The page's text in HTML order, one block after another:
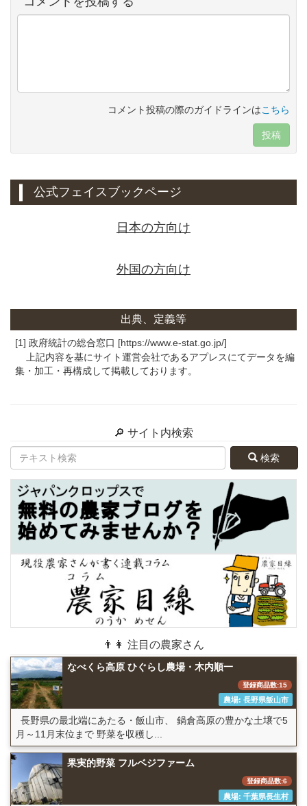
コメント投稿の際のガイドラインはこちら
投稿
公式フェイスブックページ
日本の方向け
外国の方向け
出典、定義等
[1] 政府統計の総合窓口 [https://www.e-stat.go.jp/]
上記内容を基にサイト運営会社であるアプレスにてデータを編
集・加工・再構成して掲載しております。
🔎 サイト内検索
検索
👨👩 注目の農家さん
なべくら高原 ひぐらし農場・木内順一
登録商品数:15
農場: 長野県飯山市
長野県の最北端にあたる・飯山市、 鍋倉高原の豊かな土壌で5
月～11月末位まで 野菜を収穫し...
果実的野菜 フルベジファーム
登録商品数:6
農場: 千葉県長生村